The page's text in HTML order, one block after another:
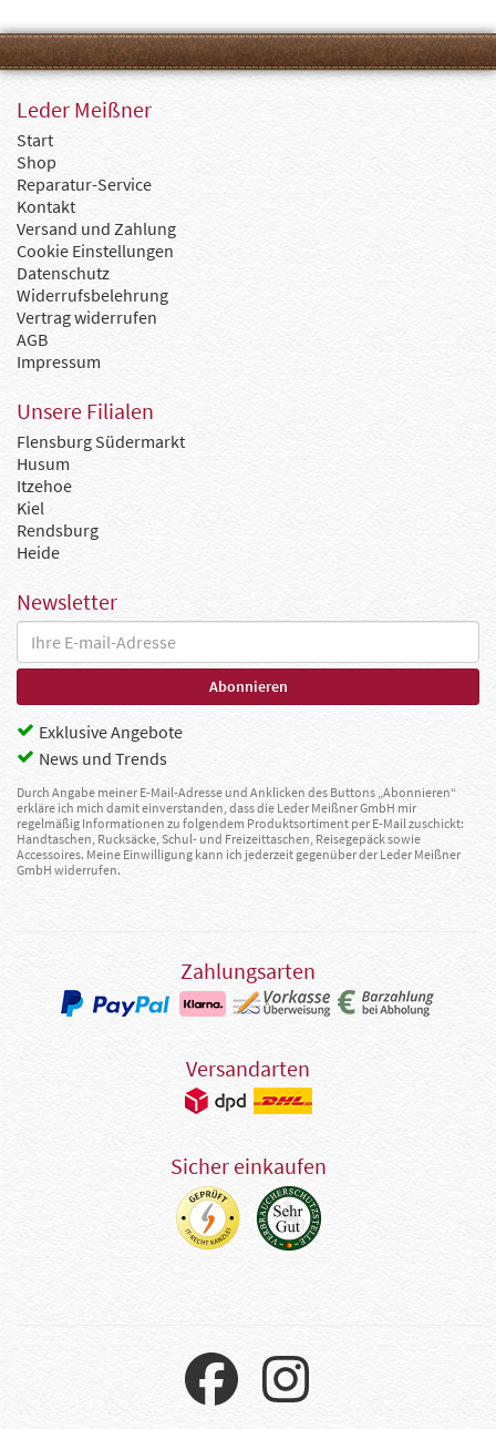
Leder Meißner
Start
Shop
Reparatur-Service
Kontakt
Versand und Zahlung
Cookie Einstellungen
Datenschutz
Widerrufsbelehrung
Vertrag widerrufen
AGB
Impressum
Unsere Filialen
Flensburg Südermarkt
Husum
Itzehoe
Kiel
Rendsburg
Heide
Newsletter
Exklusive Angebote
News und Trends
Durch Angabe meiner E-Mail-Adresse und Anklicken des Buttons „Abonnieren“
erkläre ich mich damit einverstanden, dass die Leder Meißner GmbH mir
regelmäßig Informationen zu folgendem Produktsortiment per E-Mail zuschickt:
Handtaschen, Rucksäcke, Schul- und Freizeittaschen, Reisegepäck sowie
Accessoires. Meine Einwilligung kann ich jederzeit gegenüber der Leder Meißner
GmbH widerrufen.
Zahlungsarten
Versandarten
Sicher einkaufen